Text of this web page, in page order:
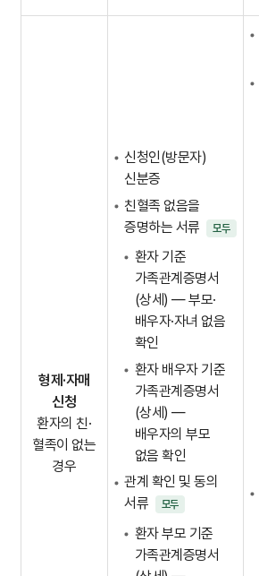
형제·자매
신청
환자의 친·
혈족이 없는
경우
신청인(방문자)
신분증
친혈족 없음을
증명하는 서류
모두
환자 기준
가족관계증명서
(상세) — 부모·
배우자·자녀 없음
확인
환자 배우자 기준
가족관계증명서
(상세) —
배우자의 부모
없음 확인
관계 확인 및 동의
서류
모두
환자 부모 기준
가족관계증명서